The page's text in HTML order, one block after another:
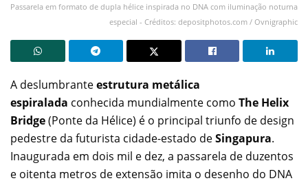
Passarela em formato de dupla hélice inspirada no DNA com iluminação noturna
especial - Créditos: depositphotos.com / Ovnigraphic
A deslumbranteestrutura metálica
espiralada conhecida mundialmente como The Helix
Bridge(Ponte da Hélice) é o principal triunfo de design
pedestre da futurista cidade-estado deSingapura.
Inaugurada em dois mil e dez, a passarela de duzentos
e oitenta metros de extensão imita o desenho do DNA